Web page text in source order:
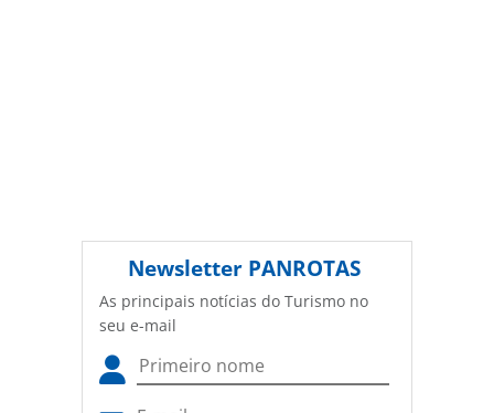
Newsletter PANROTAS
As principais notícias do Turismo no
seu e-mail